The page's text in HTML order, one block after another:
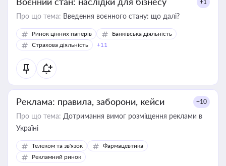
+1
Про що тема: Введення воєнного стану: що далі?
Ринок цінних паперів
Банківська діяльність
Страхова діяльність
+11
Реклама: правила, заборони, кейси +10
Про що тема: Дотримання вимог розміщення реклами в
Україні
Телеком та зв'язок
Фармацевтика
Рекламний ринок